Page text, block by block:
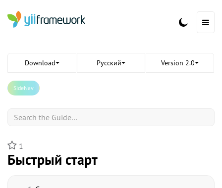
Download Русский Version 2.0
SideNav
1
Быстрый старт